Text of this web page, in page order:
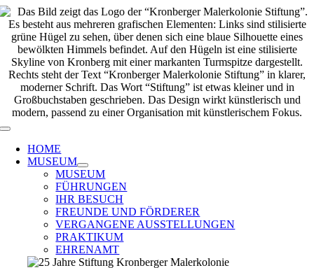
Zum
Inhalt
springen
Toggle
Navigation
HOME
MUSEUM
MUSEUM
FÜHRUNGEN
IHR BESUCH
FREUNDE UND FÖRDERER
VERGANGENE AUSSTELLUNGEN
PRAKTIKUM
EHRENAMT